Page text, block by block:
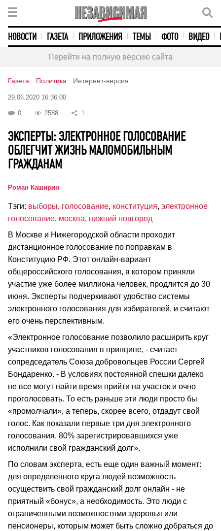
НОВОСТИ ГАЗЕТА ПРИЛОЖЕНИЯ ТЕМЫ ФОТО ВИДЕО
Перейти на полную версию сайта
Газета Политика Интернет-версия
29.06.2020 16:36:00
0 2588 1
ЭКСПЕРТЫ: ЭЛЕКТРОННОЕ ГОЛОСОВАНИЕ
ОБЛЕГЧИТ ЖИЗНЬ МАЛОМОБИЛЬНЫМ
ГРАЖДАНАМ
Роман Каширин
Тэги: выборы, голосование, конституция, электронное
голосование, москва, нижний новгород
В Москве и Нижегородской области проходит
дистанционное голосование по поправкам в
Конституцию РФ. Этот онлайн-вариант
общероссийского голосования, в котором приняли
участие уже более миллиона человек, продлится до 30
июня. Эксперты подчеркивают удобство системы
электронного голосования для избирателей, и считают
его очень перспективным.
«Электронное голосование позволило расширить круг
участников голосования в принципе, - считает
сопредседатель Союза добровольцев России Сергей
Бондаренко. - В условиях постоянной спешки далеко
не все могут найти время прийти на участок и очно
проголосовать. То есть раньше эти люди просто бы
«промолчали», а теперь, скорее всего, отдадут свой
голос. Как показали первые три дня электронного
голосования, 80% зарегистрировавшихся уже
исполнили свой гражданский долг».
По словам эксперта, есть еще один важный момент:
для определенного круга людей возможность
осуществить свой гражданский долг онлайн - не
приятный «бонус», а необходимость. Это люди с
ограниченными возможностями здоровья или
пенсионеры, которым может быть сложно добраться до